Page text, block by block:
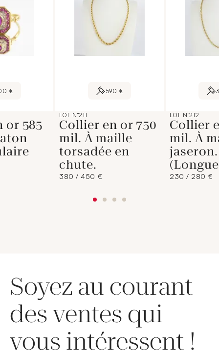
€
or 585
590 €
LOT N°211
Collier en or 750
mil. À maille
torsadée en
chute.
380 / 450 €
LOT N°212
Collier
mil. À
jaseron.
230 / 280 €
Soyez au courant
des ventes qui
vous intéressent !